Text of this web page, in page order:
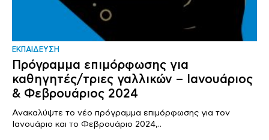
ΕΚΠΑΙΔΕΥΣΗ
Πρόγραμμα επιμόρφωσης για
καθηγητές/τριες γαλλικών – Ιανουάριος
& Φεβρουάριος 2024
Ανακαλύψτε το νέο πρόγραμμα επιμόρφωσης για τον
Ιανουάριο και το Φεβρουάριο 2024,..